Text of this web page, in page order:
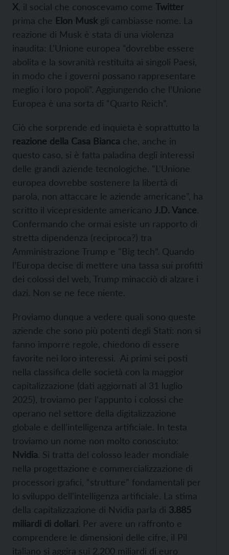
X , il social che conoscevamo come Twitter
prima che Elon Musk gli cambiasse nome. La
reazione di Musk è stata di una violenza
inaudita: L’Unione europea “dovrebbe essere
abolita e la sovranità restituita ai singoli Paesi,
in modo che i governi possano rappresentare
meglio i loro popoli”. Aggiungendo che l’Unione
Europea è una sorta di “Quarto Reich”.
Ciò che sorprende ed inquieta è soprattutto la
reazione della Casa Bianca che, anche in
questo caso, si è fatta paladina degli interessi
delle grandi aziende tecnologiche. “L’Unione
europea dovrebbe sostenere la libertà di
parola, non attaccare le aziende americane”, ha
scritto il vicepresidente americano J.D. Vance.
Confermando che ormai esiste un rapporto di
stretta dipendenza (reciproca?) tra
Amministrazione Trump e “Big tech”. Quando
l’Europa decise di mettere una tassa sui profitti
dei colossi del web, Trump minacciò di alzare i
dazi. Non se ne fece niente.
Proviamo dunque a vedere quali sono queste
aziende che sono più potenti degli Stati: non si
fanno imporre regole, chiedono di essere
favorite nei loro interessi. Ai primi sei posti
nella classifica delle società con la maggior
capitalizzazione (dati aggiornati al 31 luglio
2025), troviamo per l’appunto i colossi che
operano nel settore della digitalizzazione
globale e dell’intelligenza artificiale. In testa
troviamo un nome non molto conosciuto:
Nvidia. Si tratta del colosso leader mondiale
nella progettazione e commercializzazione di
processori grafici, “strutture” fondamentali per
lo sviluppo dell’intelligenza artificiale. La stima
della capitalizzazione di Nvidia parla di 3.885
miliardi di dollari. Per avere un raffronto e
comprendere le dimensioni delle cifre, il Pil
italiano si aggira sui 2.200 miliardi di euro